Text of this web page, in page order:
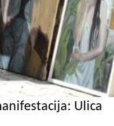
Ulica